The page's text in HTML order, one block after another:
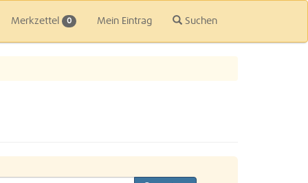
Merkzettel 0 Mein Eintrag Suchen